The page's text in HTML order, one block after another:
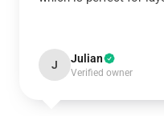
J Julian
Verified owner